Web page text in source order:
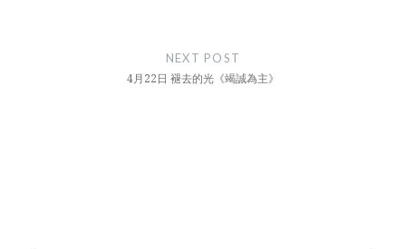
NEXT POST
4月22日 褪去的光《竭誠為主》